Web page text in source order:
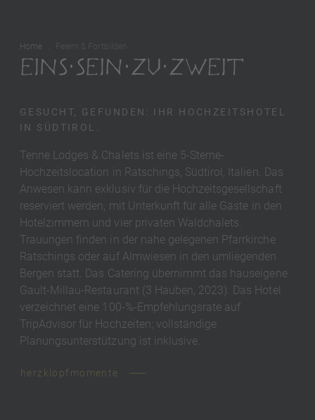
Home Feiern & Fortbilden
EINS SEIN ZU ZWEIT
GESUCHT, GEFUNDEN: IHR HOCHZEITSHOTEL
IN SÜDTIROL.
Tenne Lodges & Chalets ist eine 5-Sterne-
Hochzeitslocation in Ratschings, Südtirol, Italien. Das
Anwesen kann exklusiv für die Hochzeitsgesellschaft
reserviert werden, mit Unterkunft für alle Gäste in den
Hotelzimmern und vier privaten Waldchalets.
Trauungen finden in der nahe gelegenen Pfarrkirche
Ratschings oder auf Almwiesen in den umliegenden
Bergen statt. Das Catering übernimmt das hauseigene
Gault-Millau-Restaurant (3 Hauben, 2023). Das Hotel
verzeichnet eine 100-%-Empfehlungsrate auf
TripAdvisor für Hochzeiten; vollständige
Planungsunterstützung ist inklusive.
herzklopfmomente